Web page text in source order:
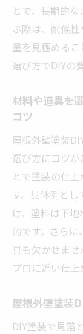
とで、長期的
ぶ際は、耐候
量を見極める
選び方でDIYの
材料や道具を
コツ
屋根外壁塗装
選び方にコツ
とで塗装の仕
す。具体例と
け、塗料は下
的です。さら
具も欠かせま
プロに近い仕上
屋根外壁塗装
DIY塗装で見落